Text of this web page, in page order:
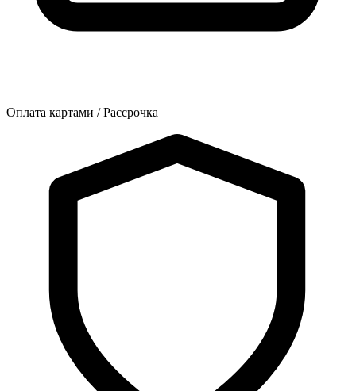
Оплата картами / Рассрочка